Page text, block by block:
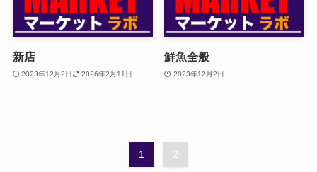
新店
2023年12月2日 2026年2月11日
鮮魚全般
2023年12月2日
1 2